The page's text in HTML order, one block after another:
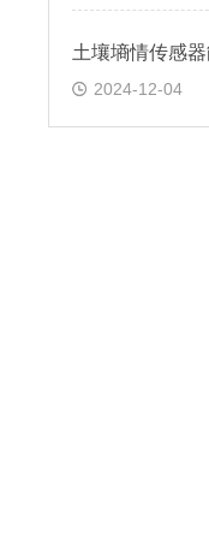
土壤墒情传感
2024-12-04